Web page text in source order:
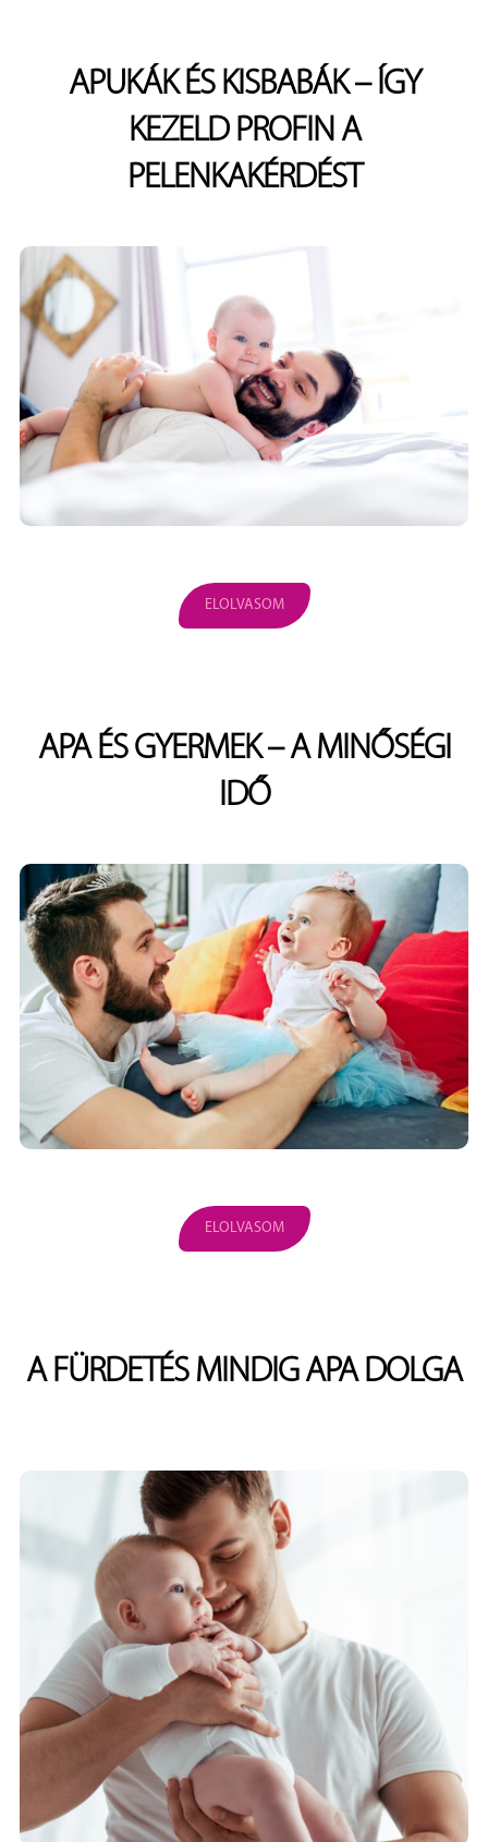
APUKÁK ÉS KISBABÁK – ÍGY
KEZELD PROFIN A
PELENKAKÉRDÉST
ELOLVASOM
APA ÉS GYERMEK – A MINŐSÉGI
IDŐ
ELOLVASOM
A FÜRDETÉS MINDIG APA DOLGA